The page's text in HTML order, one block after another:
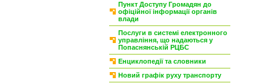
Пункт Доступу Громадян до
офіційної інформації органів
влади
Послуги в системі електронного
управління, що надаються у
Попаснянській РЦБС
Енциклопедії та словники
Новий графік руху транспорту